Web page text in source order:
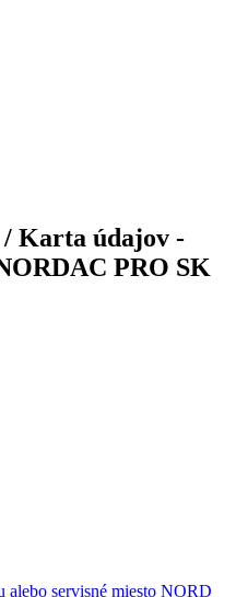
Karta údajov -
PRO SK
alebo servisné miesto NORD